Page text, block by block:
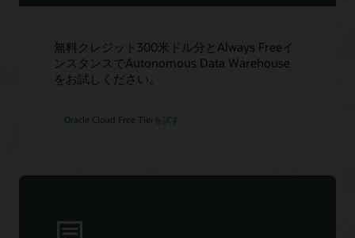
無料クレジット300米ドル分とAlways Freeイ
ンスタンスでAutonomous Data Warehouse
をお試しください。
Oracle Cloud Free Tierを試す